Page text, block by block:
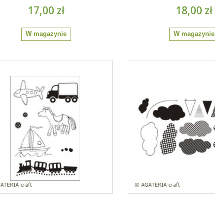
17,00 zł
W magazynie
18,00 zł
W magazynie